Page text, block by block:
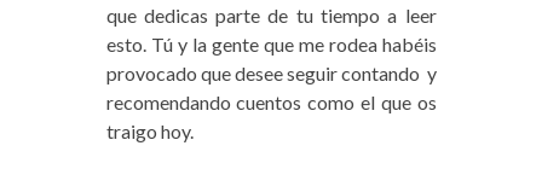
que dedicas parte de tu tiempo a leer
esto. Tú y la gente que me rodea habéis
provocado que desee seguir contando y
recomendando cuentos como el que os
traigo hoy.